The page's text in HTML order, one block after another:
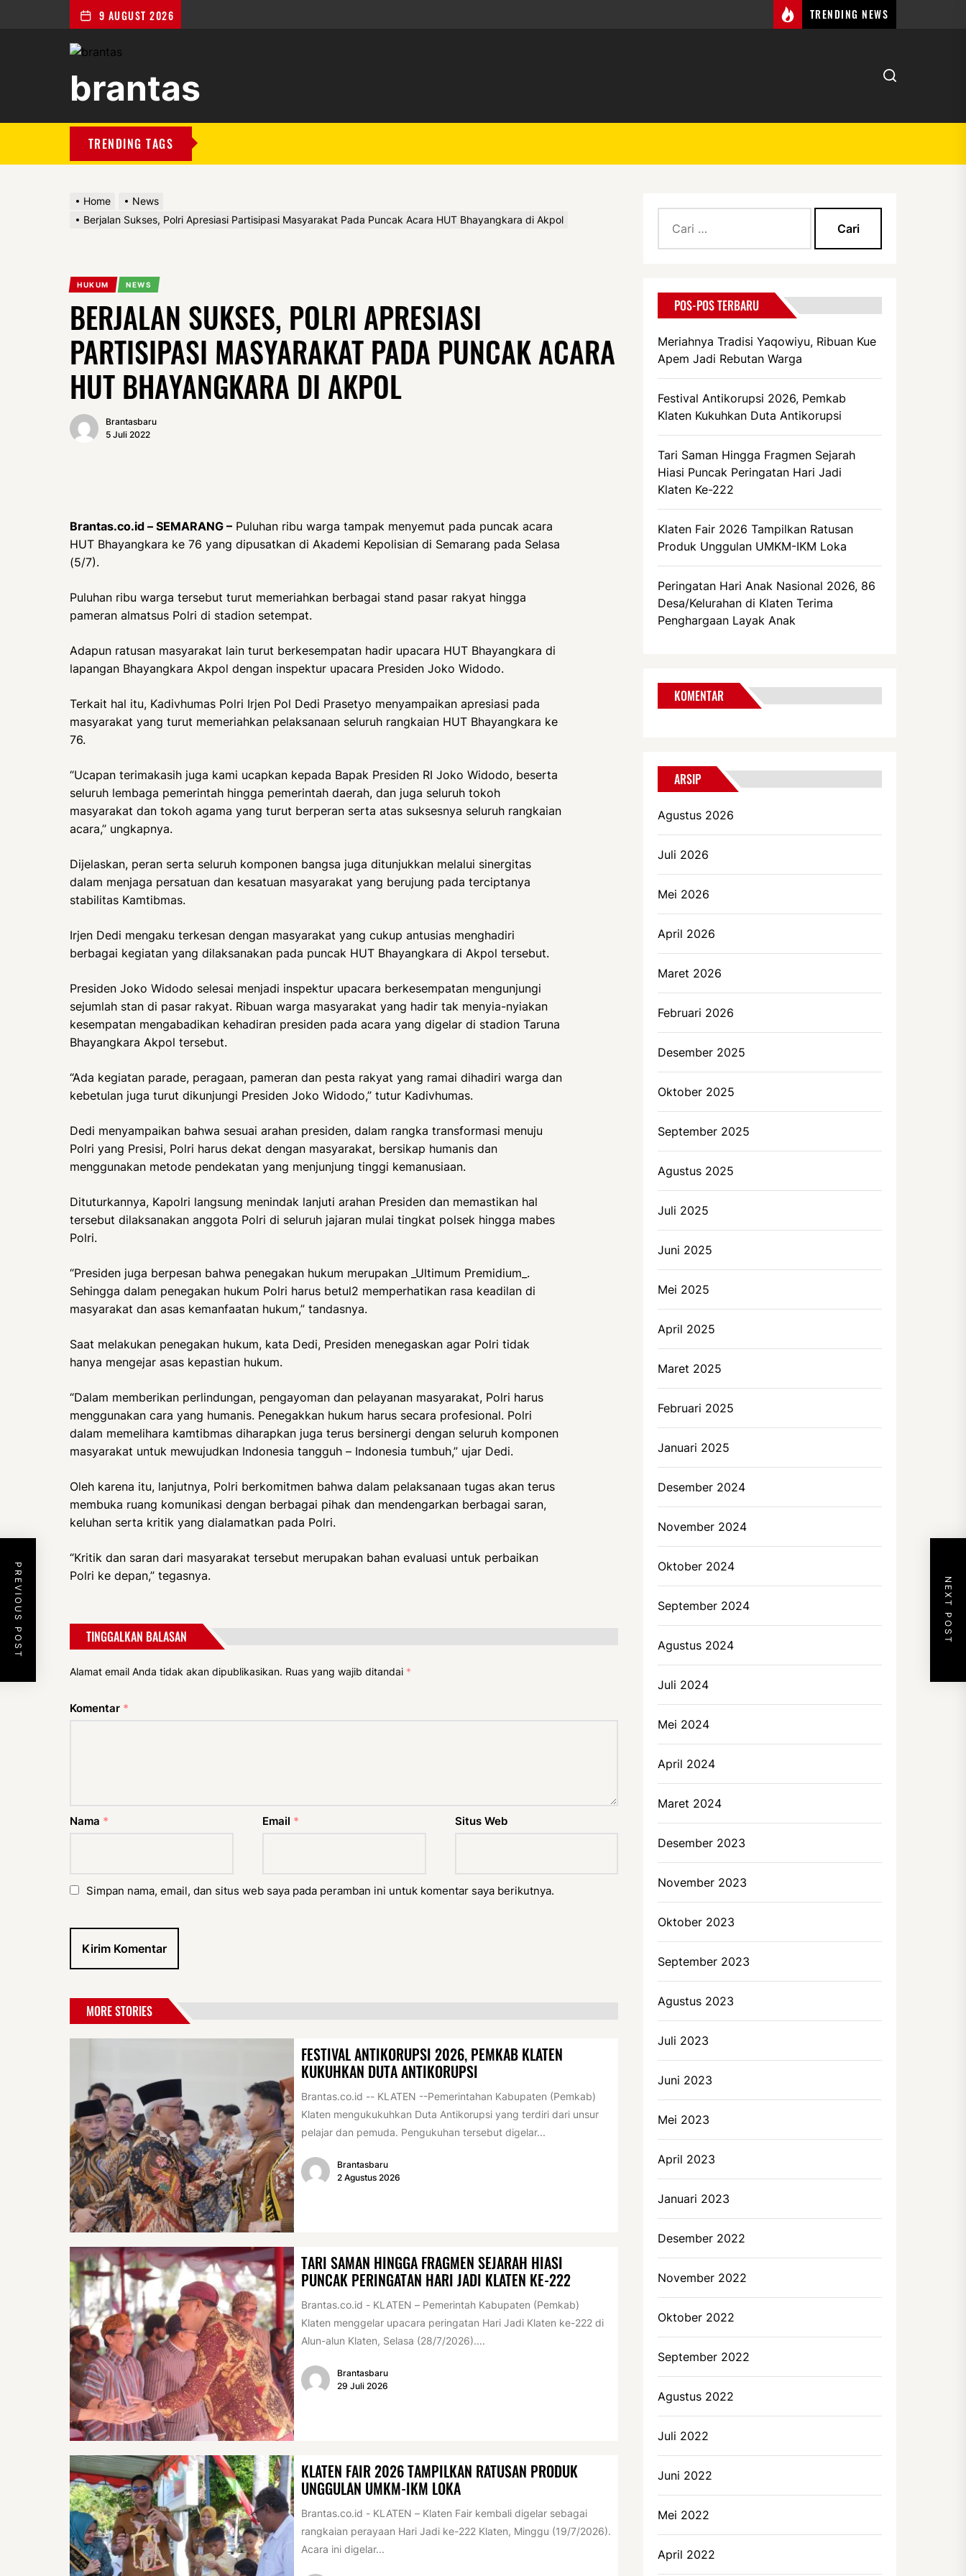
9 AUGUST 2026 TRENDING NEWS
brantas
TRENDING TAGS
Home
News
Berjalan Sukses, Polri Apresiasi Partisipasi Masyarakat Pada Puncak Acara HUT Bhayangkara di Akpol
HUKUM NEWS
BERJALAN SUKSES, POLRI APRESIASI
PARTISIPASI MASYARAKAT PADA PUNCAK ACARA
HUT BHAYANGKARA DI AKPOL
Brantasbaru
5 Juli 2022
Brantas.co.id – SEMARANG – Puluhan ribu warga tampak menyemut pada puncak acara
HUT Bhayangkara ke 76 yang dipusatkan di Akademi Kepolisian di Semarang pada Selasa
(5/7).
Puluhan ribu warga tersebut turut memeriahkan berbagai stand pasar rakyat hingga
pameran almatsus Polri di stadion setempat.
Adapun ratusan masyarakat lain turut berkesempatan hadir upacara HUT Bhayangkara di
lapangan Bhayangkara Akpol dengan inspektur upacara Presiden Joko Widodo.
Terkait hal itu, Kadivhumas Polri Irjen Pol Dedi Prasetyo menyampaikan apresiasi pada
masyarakat yang turut memeriahkan pelaksanaan seluruh rangkaian HUT Bhayangkara ke
76.
“Ucapan terimakasih juga kami ucapkan kepada Bapak Presiden RI Joko Widodo, beserta
seluruh lembaga pemerintah hingga pemerintah daerah, dan juga seluruh tokoh
masyarakat dan tokoh agama yang turut berperan serta atas suksesnya seluruh rangkaian
acara,” ungkapnya.
Dijelaskan, peran serta seluruh komponen bangsa juga ditunjukkan melalui sinergitas
dalam menjaga persatuan dan kesatuan masyarakat yang berujung pada terciptanya
stabilitas Kamtibmas.
Irjen Dedi mengaku terkesan dengan masyarakat yang cukup antusias menghadiri
berbagai kegiatan yang dilaksanakan pada puncak HUT Bhayangkara di Akpol tersebut.
Presiden Joko Widodo selesai menjadi inspektur upacara berkesempatan mengunjungi
sejumlah stan di pasar rakyat. Ribuan warga masyarakat yang hadir tak menyia-nyiakan
kesempatan mengabadikan kehadiran presiden pada acara yang digelar di stadion Taruna
Bhayangkara Akpol tersebut.
“Ada kegiatan parade, peragaan, pameran dan pesta rakyat yang ramai dihadiri warga dan
kebetulan juga turut dikunjungi Presiden Joko Widodo,” tutur Kadivhumas.
Dedi menyampaikan bahwa sesuai arahan presiden, dalam rangka transformasi menuju
Polri yang Presisi, Polri harus dekat dengan masyarakat, bersikap humanis dan
menggunakan metode pendekatan yang menjunjung tinggi kemanusiaan.
Dituturkannya, Kapolri langsung menindak lanjuti arahan Presiden dan memastikan hal
tersebut dilaksanakan anggota Polri di seluruh jajaran mulai tingkat polsek hingga mabes
Polri.
“Presiden juga berpesan bahwa penegakan hukum merupakan _Ultimum Premidium_.
Sehingga dalam penegakan hukum Polri harus betul2 memperhatikan rasa keadilan di
masyarakat dan asas kemanfaatan hukum,” tandasnya.
Saat melakukan penegakan hukum, kata Dedi, Presiden menegaskan agar Polri tidak
hanya mengejar asas kepastian hukum.
“Dalam memberikan perlindungan, pengayoman dan pelayanan masyarakat, Polri harus
menggunakan cara yang humanis. Penegakkan hukum harus secara profesional. Polri
dalam memelihara kamtibmas diharapkan juga terus bersinergi dengan seluruh komponen
masyarakat untuk mewujudkan Indonesia tangguh – Indonesia tumbuh,” ujar Dedi.
Oleh karena itu, lanjutnya, Polri berkomitmen bahwa dalam pelaksanaan tugas akan terus
membuka ruang komunikasi dengan berbagai pihak dan mendengarkan berbagai saran,
keluhan serta kritik yang dialamatkan pada Polri.
“Kritik dan saran dari masyarakat tersebut merupakan bahan evaluasi untuk perbaikan
Polri ke depan,” tegasnya.
TINGGALKAN BALASAN
Alamat email Anda tidak akan dipublikasikan. Ruas yang wajib ditandai *
Komentar *
Nama * Email * Situs Web
Simpan nama, email, dan situs web saya pada peramban ini untuk komentar saya berikutnya.
PREVIOUS POST NEXT POST
MORE STORIES
FESTIVAL ANTIKORUPSI 2026, PEMKAB KLATEN
KUKUHKAN DUTA ANTIKORUPSI
Brantas.co.id -- KLATEN --Pemerintahan Kabupaten (Pemkab)
Klaten mengukukuhkan Duta Antikorupsi yang terdiri dari unsur
pelajar dan pemuda. Pengukuhan tersebut digelar...
Brantasbaru
2 Agustus 2026
TARI SAMAN HINGGA FRAGMEN SEJARAH HIASI
PUNCAK PERINGATAN HARI JADI KLATEN KE-222
Brantas.co.id - KLATEN – Pemerintah Kabupaten (Pemkab)
Klaten menggelar upacara peringatan Hari Jadi Klaten ke-222 di
Alun-alun Klaten, Selasa (28/7/2026)....
Brantasbaru
29 Juli 2026
KLATEN FAIR 2026 TAMPILKAN RATUSAN PRODUK
UNGGULAN UMKM-IKM LOKA
Brantas.co.id - KLATEN – Klaten Fair kembali digelar sebagai
rangkaian perayaan Hari Jadi ke-222 Klaten, Minggu (19/7/2026).
Acara ini digelar...
untuk:
POS-POS TERBARU
Meriahnya Tradisi Yaqowiyu, Ribuan Kue
Apem Jadi Rebutan Warga
Festival Antikorupsi 2026, Pemkab
Klaten Kukuhkan Duta Antikorupsi
Tari Saman Hingga Fragmen Sejarah
Hiasi Puncak Peringatan Hari Jadi
Klaten Ke-222
Klaten Fair 2026 Tampilkan Ratusan
Produk Unggulan UMKM-IKM Loka
Peringatan Hari Anak Nasional 2026, 86
Desa/Kelurahan di Klaten Terima
Penghargaan Layak Anak
KOMENTAR
ARSIP
Agustus 2026
Juli 2026
Mei 2026
April 2026
Maret 2026
Februari 2026
Desember 2025
Oktober 2025
September 2025
Agustus 2025
Juli 2025
Juni 2025
Mei 2025
April 2025
Maret 2025
Februari 2025
Januari 2025
Desember 2024
November 2024
Oktober 2024
September 2024
Agustus 2024
Juli 2024
Mei 2024
April 2024
Maret 2024
Desember 2023
November 2023
Oktober 2023
September 2023
Agustus 2023
Juli 2023
Juni 2023
Mei 2023
April 2023
Januari 2023
Desember 2022
November 2022
Oktober 2022
September 2022
Agustus 2022
Juli 2022
Juni 2022
Mei 2022
April 2022